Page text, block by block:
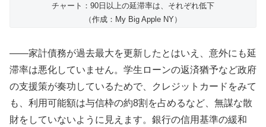
チャート：90日以上の延滞率は、それぞれ低下
（作成：My Big Apple NY）
――家計債務が過去最大を更新したとはいえ、意外にも延
滞率は悪化していません。学生ローンの返済猶予など政府
の支援策が奏功しているためで、クレジットカードをみて
も、利用可能額は与信枠の約8割を占めるなど、無謀な散
財をしていないように見えます。銀行の信用基準の緩和